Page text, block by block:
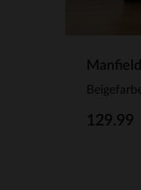
Manfield
129.99